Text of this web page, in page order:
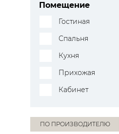
Помещение
Гостиная
Спальня
Кухня
Прихожая
Кабинет
ПО ПРОИЗВОДИТЕЛЮ